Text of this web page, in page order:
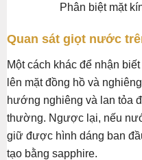
Phân biệt mặt
Quan sát giọt nước
Một cách khác để nhận
lên mặt đồng hồ và
hướng nghiêng và lan tỏa
thường. Ngược lại, nếu
giữ được hình dáng ban
tạo bằng sapphire.